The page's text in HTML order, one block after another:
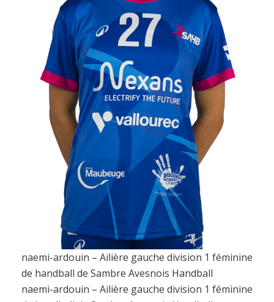
naemi-ardouin – Ailière gauche division 1 féminine
de handball de Sambre Avesnois Handball
naemi-ardouin – Ailière gauche division 1 féminine